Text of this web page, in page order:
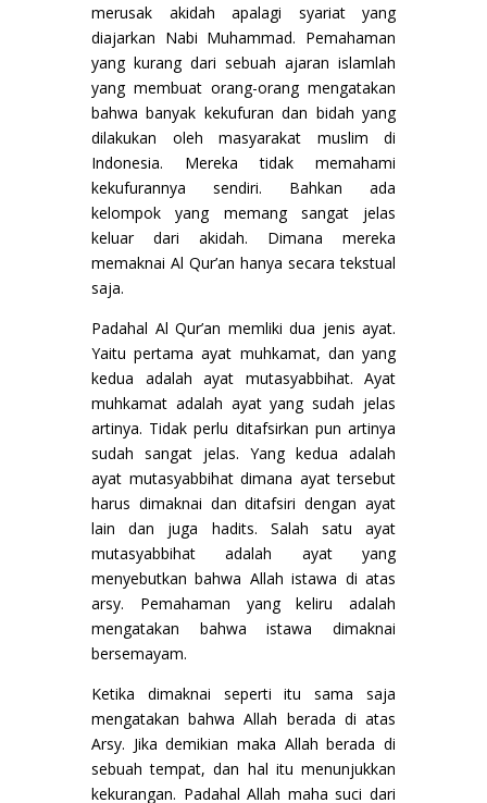
merusak akidah apalagi syariat yang
diajarkan Nabi Muhammad. Pemahaman
yang kurang dari sebuah ajaran islamlah
yang membuat orang-orang mengatakan
bahwa banyak kekufuran dan bidah yang
dilakukan oleh masyarakat muslim di
Indonesia. Mereka tidak memahami
kekufurannya sendiri. Bahkan ada
kelompok yang memang sangat jelas
keluar dari akidah. Dimana mereka
memaknai Al Qur’an hanya secara tekstual
saja.
Padahal Al Qur’an memliki dua jenis ayat.
Yaitu pertama ayat muhkamat, dan yang
kedua adalah ayat mutasyabbihat. Ayat
muhkamat adalah ayat yang sudah jelas
artinya. Tidak perlu ditafsirkan pun artinya
sudah sangat jelas. Yang kedua adalah
ayat mutasyabbihat dimana ayat tersebut
harus dimaknai dan ditafsiri dengan ayat
lain dan juga hadits. Salah satu ayat
mutasyabbihat adalah ayat yang
menyebutkan bahwa Allah istawa di atas
arsy. Pemahaman yang keliru adalah
mengatakan bahwa istawa dimaknai
bersemayam.
Ketika dimaknai seperti itu sama saja
mengatakan bahwa Allah berada di atas
Arsy. Jika demikian maka Allah berada di
sebuah tempat, dan hal itu menunjukkan
kekurangan. Padahal Allah maha suci dari